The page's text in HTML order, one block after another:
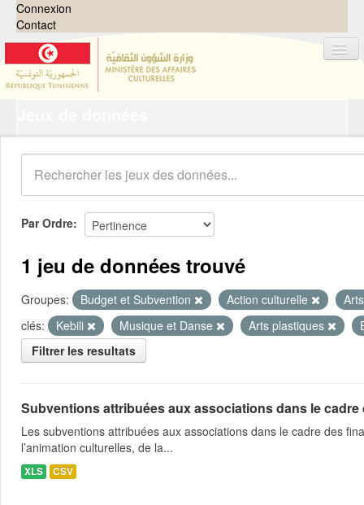
Connexion
Contact
Organisations
Groupes
Demandes 0
À propos
Par Ordre
1 jeu de données trouvé
Groupes: Budget et Subvention Action culturelle
clés:
Kebili Musique et Danse Arts plastiques
Filtrer les resultats
Subventions attribuées aux associations dans le
Les subventions attribuées aux associations dans le cadre des
l’animation culturelles, de la...
XLS CSV